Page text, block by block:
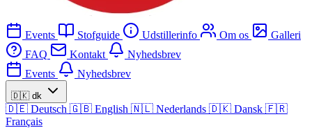
Events Stofguide Udstillerinfo Om os
Galleri
FAQ
Kontakt
Nyhedsbrev
Events
Nyhedsbrev
🇩🇰 dk
🇩🇪 Deutsch 🇬🇧 English 🇳🇱 Nederlands 🇩🇰 Dansk 🇫🇷
Français